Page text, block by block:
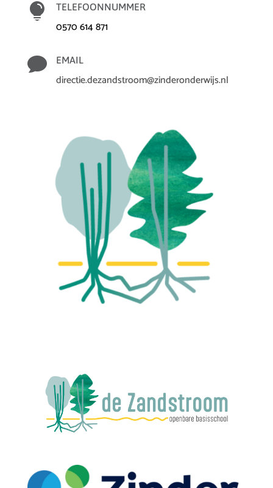
 TELEFOONNUMMER
0570 614 871
 EMAIL
directie.dezandstroom@zinderonderwijs.nl